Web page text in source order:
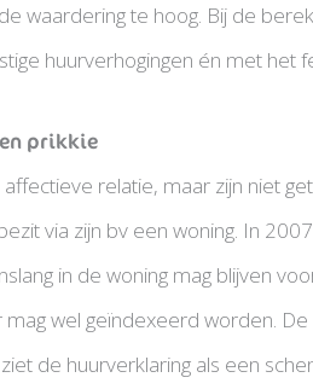
waardering te hoog. Bij de
huurverhogingen én met het
prikkie
relatie, maar zijn niet
via zijn bv een woning. In
in de woning mag blijven
wel geïndexeerd worden.
de huurverklaring als een